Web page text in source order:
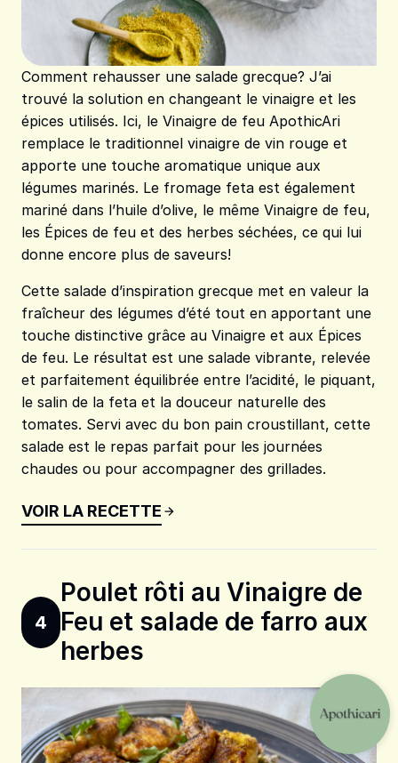
Comment rehausser une salade grecque? J’ai
trouvé la solution en changeant le vinaigre et les
épices utilisés. Ici, le Vinaigre de feu ApothicAri
remplace le traditionnel vinaigre de vin rouge et
apporte une touche aromatique unique aux
légumes marinés. Le fromage feta est également
mariné dans l’huile d’olive, le même Vinaigre de feu,
les Épices de feu et des herbes séchées, ce qui lui
donne encore plus de saveurs!
Cette salade d’inspiration grecque met en valeur la
fraîcheur des légumes d’été tout en apportant une
touche distinctive grâce au Vinaigre et aux Épices
de feu. Le résultat est une salade vibrante, relevée
et parfaitement équilibrée entre l’acidité, le piquant,
le salin de la feta et la douceur naturelle des
tomates. Servi avec du bon pain croustillant, cette
salade est le repas parfait pour les journées
chaudes ou pour accompagner des grillades.
VOIR LA RECETTE
4
Poulet rôti au Vinaigre de
Feu et salade de farro aux
herbes